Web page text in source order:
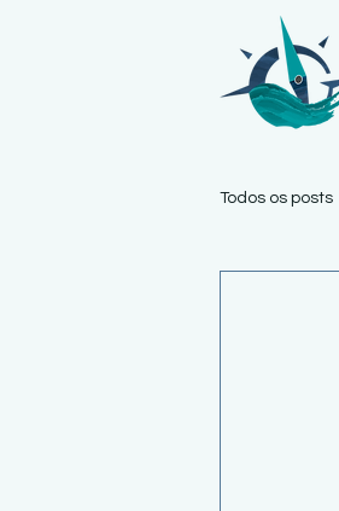
Todos os posts